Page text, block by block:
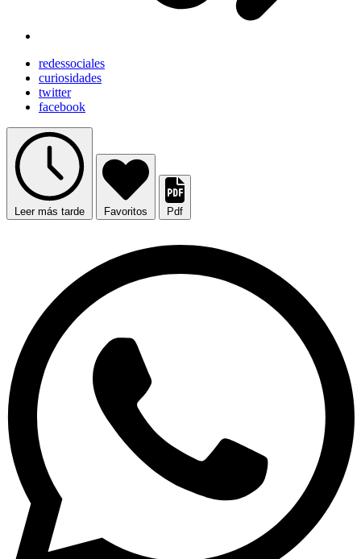
redessociales
curiosidades
twitter
facebook
Leer más tarde Favoritos Pdf